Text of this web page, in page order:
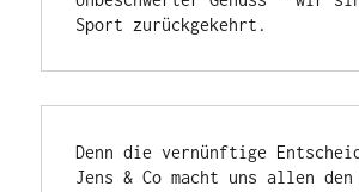
Sport zurückgekehrt.
Denn die vernünftige
Jens & Co macht uns allen